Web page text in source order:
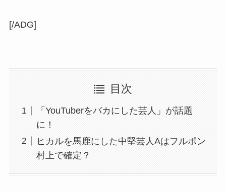
[/ADG]
目次
「YouTuberをバカにした芸人」が話題
に！
ヒカルを馬鹿にした中堅芸人Aはフルポン
村上で確定？